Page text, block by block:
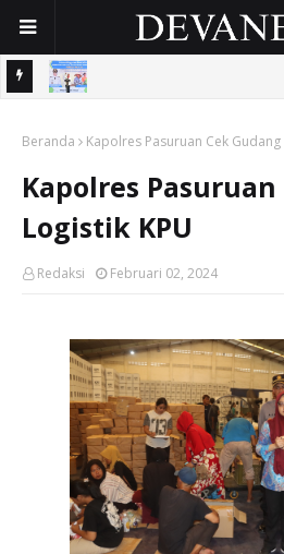
42.210 Pekerja Rentan Lewat BPJS
Beranda Kapolres Pasuruan Cek Gudang
Kapolres
Logistik KPU
Redaksi Februari 02, 2024